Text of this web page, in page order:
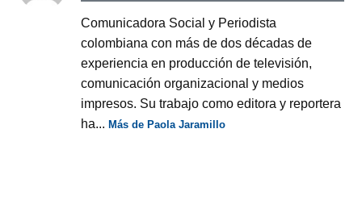
Comunicadora Social y Periodista
colombiana con más de dos décadas de
experiencia en producción de televisión,
comunicación organizacional y medios
impresos. Su trabajo como editora y reportera
ha...Más de Paola Jaramillo